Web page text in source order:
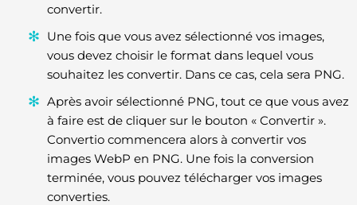
convertir.
Une fois que vous avez sélectionné vos images,
vous devez choisir le format dans lequel vous
souhaitez les convertir. Dans ce cas, cela sera PNG.
Après avoir sélectionné PNG, tout ce que vous avez
à faire est de cliquer sur le bouton « Convertir ».
Convertio commencera alors à convertir vos
images WebP en PNG. Une fois la conversion
terminée, vous pouvez télécharger vos images
converties.